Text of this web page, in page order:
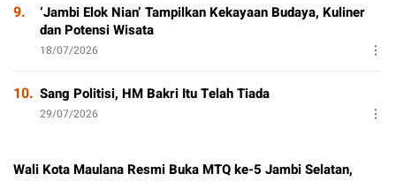
9.
‘Jambi Elok Nian’ Tampilkan Kekayaan Budaya, Kuliner
dan Potensi Wisata
18/07/2026
10. Sang Politisi, HM Bakri Itu Telah Tiada
29/07/2026
Wali Kota Maulana Resmi Buka MTQ ke-5 Jambi Selatan,